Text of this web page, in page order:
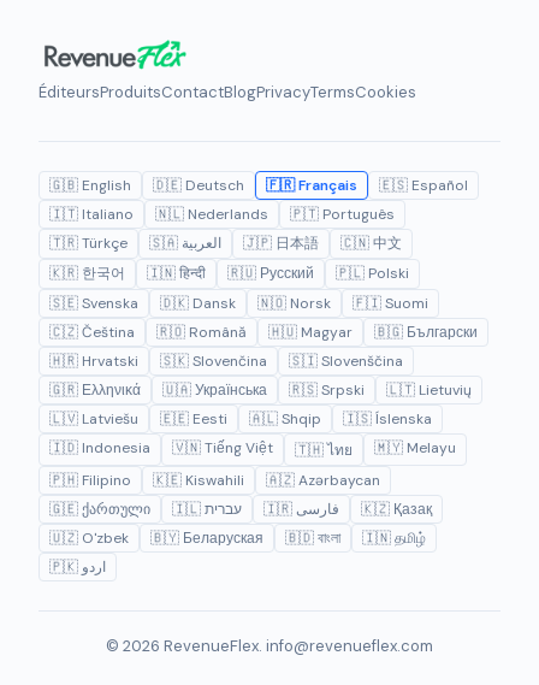
ÉditeursProduitsContactBlogPrivacyTermsCookies
🇬🇧 English 🇩🇪 Deutsch 🇫🇷 Français
🇪🇸 Español
🇮🇹 Italiano
🇳🇱 Nederlands
🇵🇹 Português
🇹🇷 Türkçe
🇸🇦 العربية 🇯🇵 日本語
🇨🇳 中文
🇰🇷 한국어
🇮🇳 हिन्दी 🇷🇺 Русский
🇵🇱 Polski
🇸🇪 Svenska
🇩🇰 Dansk 🇳🇴 Norsk
🇫🇮 Suomi
🇨🇿 Čeština
🇷🇴 Română 🇭🇺 Magyar
🇧🇬 Български
🇭🇷 Hrvatski
🇸🇰 Slovenčina
🇸🇮 Slovenščina
🇬🇷 Ελληνικά
🇺🇦 Українська 🇷🇸 Srpski
🇱🇹 Lietuvių
🇱🇻 Latviešu
🇪🇪 Eesti 🇦🇱 Shqip
🇮🇸 Íslenska
🇮🇩 Indonesia
🇻🇳 Tiếng Việt 🇹🇭 ไทย
🇲🇾 Melayu
🇵🇭 Filipino
🇰🇪 Kiswahili
🇦🇿 Azərbaycan
🇬🇪 ქართული
🇮🇱 עברית 🇮🇷 فارسی
🇰🇿 Қазақ
🇺🇿 O'zbek
🇧🇾 Беларуская 🇧🇩 বাংলা
🇮🇳 தமிழ்
🇵🇰 اردو
© 2026 RevenueFlex. info@revenueflex.com